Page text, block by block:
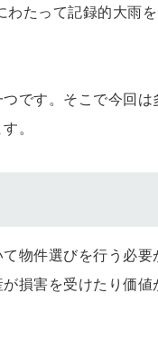
たって記録的大雨
です。そこで今回
。
物件選びを行う必
損害を受けたり価